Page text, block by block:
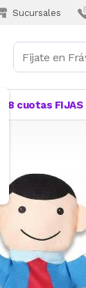
Sucursales
18 cuotas FIJAS